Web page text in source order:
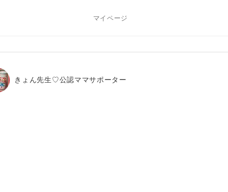
マイページ
きょん先生♡公認ママサポーター